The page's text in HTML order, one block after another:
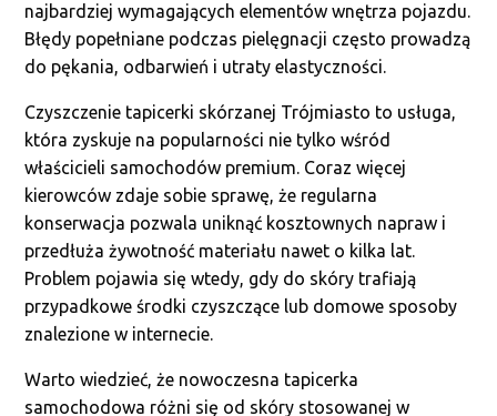
najbardziej wymagających elementów wnętrza pojazdu.
Błędy popełniane podczas pielęgnacji często prowadzą
do pękania, odbarwień i utraty elastyczności.
Czyszczenie tapicerki skórzanej Trójmiasto to usługa,
która zyskuje na popularności nie tylko wśród
właścicieli samochodów premium. Coraz więcej
kierowców zdaje sobie sprawę, że regularna
konserwacja pozwala uniknąć kosztownych napraw i
przedłuża żywotność materiału nawet o kilka lat.
Problem pojawia się wtedy, gdy do skóry trafiają
przypadkowe środki czyszczące lub domowe sposoby
znalezione w internecie.
Warto wiedzieć, że nowoczesna tapicerka
samochodowa różni się od skóry stosowanej w